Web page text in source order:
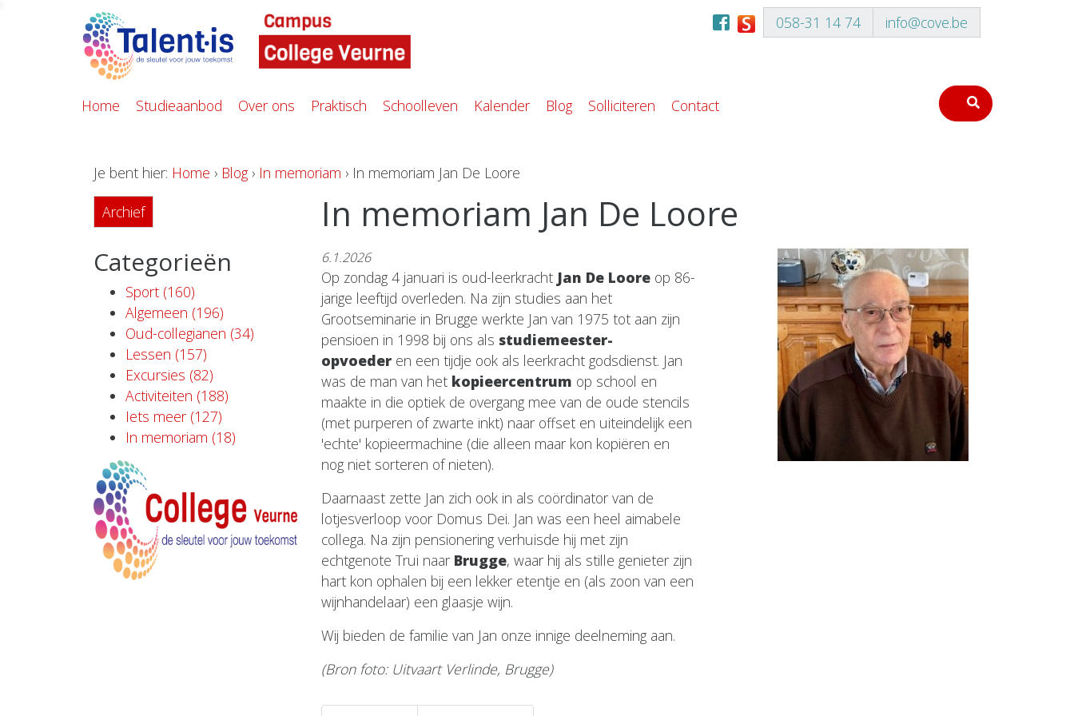
058-31 14 74 info@cove.be
Home Studieaanbod Over ons Praktisch Schoolleven Kalender Blog Solliciteren Contact
Je bent hier: Home › Blog › In memoriam › In memoriam Jan De Loore
Archief
Categorieën
Sport (160)
Algemeen (196)
Oud-collegianen (34)
Lessen (157)
Excursies (82)
Activiteiten (188)
Iets meer (127)
In memoriam (18)
In memoriam Jan De Loore
6.1.2026
Op zondag 4 januari is oud-leerkracht Jan De Loore op 86-
jarige leeftijd overleden. Na zijn studies aan het
Grootseminarie in Brugge werkte Jan van 1975 tot aan zijn
pensioen in 1998 bij ons als studiemeester-
opvoeder en een tijdje ook als leerkracht godsdienst. Jan
was de man van het kopieercentrum op school en
maakte in die optiek de overgang mee van de oude stencils
(met purperen of zwarte inkt) naar offset en uiteindelijk een
'echte' kopieermachine (die alleen maar kon kopiëren en
nog niet sorteren of nieten).
Daarnaast zette Jan zich ook in als coördinator van de
lotjesverloop voor Domus Dei. Jan was een heel aimabele
collega. Na zijn pensionering verhuisde hij met zijn
echtgenote Trui naar Brugge, waar hij als stille genieter zijn
hart kon ophalen bij een lekker etentje en (als zoon van een
wijnhandelaar) een glaasje wijn.
Wij bieden de familie van Jan onze innige deelneming aan.
(Bron foto: Uitvaart Verlinde, Brugge)